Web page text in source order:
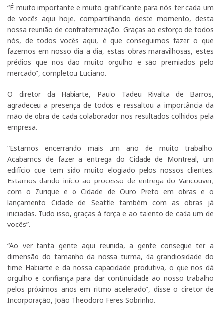
“É muito importante e muito gratificante para nós ter cada um
de vocês aqui hoje, compartilhando deste momento, desta
nossa reunião de confraternização. Graças ao esforço de todos
nós, de todos vocês aqui, é que conseguimos fazer o que
fazemos em nosso dia a dia, estas obras maravilhosas, estes
prédios que nos dão muito orgulho e são premiados pelo
mercado”, completou Luciano.
O diretor da Habiarte, Paulo Tadeu Rivalta de Barros,
agradeceu a presença de todos e ressaltou a importância da
mão de obra de cada colaborador nos resultados colhidos pela
empresa.
“Estamos encerrando mais um ano de muito trabalho.
Acabamos de fazer a entrega do Cidade de Montreal, um
edifício que tem sido muito elogiado pelos nossos clientes.
Estamos dando início ao processo de entrega do Vancouver;
com o Zurique e o Cidade de Ouro Preto em obras e o
lançamento Cidade de Seattle também com as obras já
iniciadas. Tudo isso, graças à força e ao talento de cada um de
vocês”.
“Ao ver tanta gente aqui reunida, a gente consegue ter a
dimensão do tamanho da nossa turma, da grandiosidade do
time Habiarte e da nossa capacidade produtiva, o que nos dá
orgulho e confiança para dar continuidade ao nosso trabalho
pelos próximos anos em ritmo acelerado”, disse o diretor de
Incorporação, João Theodoro Feres Sobrinho.